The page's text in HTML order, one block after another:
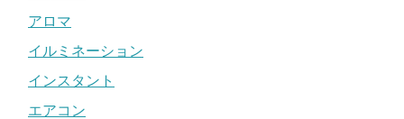
アロマ
イルミネーション
インスタント
エアコン